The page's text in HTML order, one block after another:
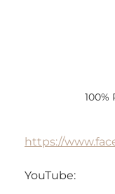
100%
https://
YouTube: